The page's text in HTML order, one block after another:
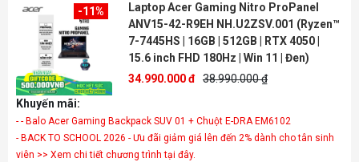
-11%
Laptop Acer Gaming Nitro ProPanel
ANV15-42-R9EH NH.U2ZSV.001 (Ryzen™
7-7445HS | 16GB | 512GB | RTX 4050 |
15.6 inch FHD 180Hz | Win 11 | Đen)
34.990.000 đ 38.990.000 ₫
Khuyến mãi:
- - Balo Acer Gaming Backpack SUV 01 + Chuột E-DRA EM6102
- BACK TO SCHOOL 2026 - Ưu đãi giảm giá lên đến 2% dành cho tân sinh
viên >> Xem chi tiết chương trình tại đây.